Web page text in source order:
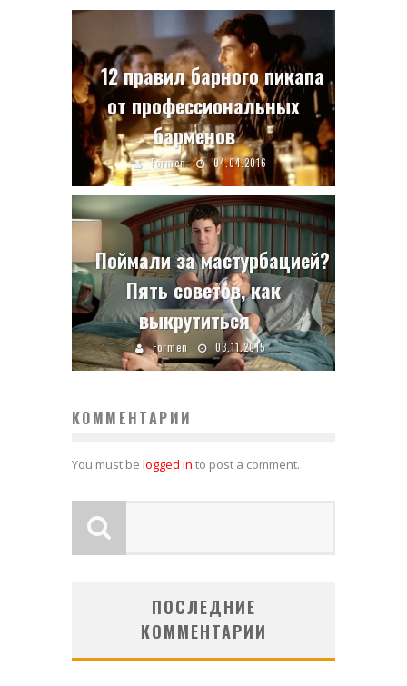
12 правил барного пикапа
от профессиональных
барменов
Formen 04.04.2016
Поймали за мастурбацией?
Пять советов, как
выкрутиться
Formen 03.11.2015
КОММЕНТАРИИ
You must be logged in to post a comment.
ПОСЛЕДНИЕ
КОММЕНТАРИИ